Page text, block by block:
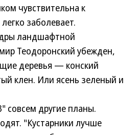
чувствительна к
заболевает.
ландшафтной
Теодоронский убежден,
деревья — конский
клен. Или ясень зеленый и
другие планы.
"Кустарники лучше